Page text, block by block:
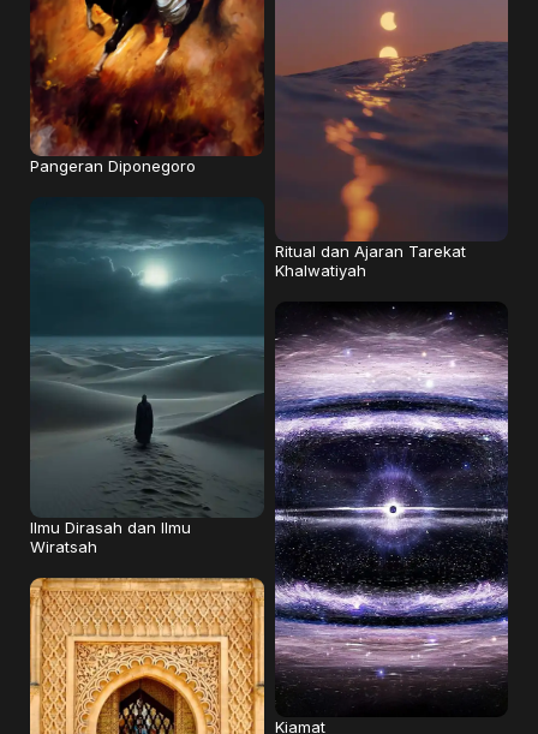
Pangeran Diponegoro
Ritual dan Ajaran Tarekat
Khalwatiyah
Ilmu Dirasah dan Ilmu
Wiratsah
Kiamat